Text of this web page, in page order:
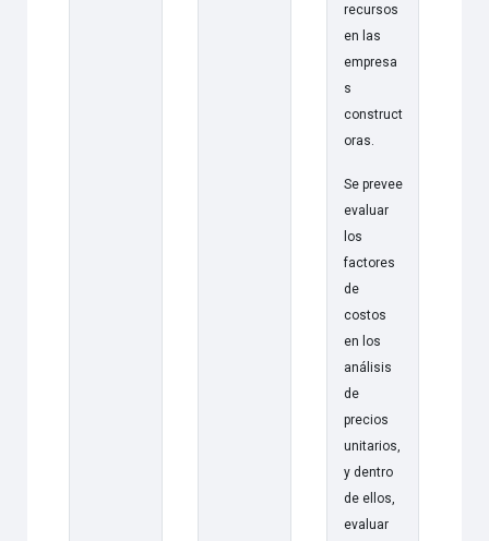
recursos
en las
empresa
s
construct
oras.
Se prevee
evaluar
los
factores
de
costos
en los
análisis
de
precios
unitarios,
y dentro
de ellos,
evaluar